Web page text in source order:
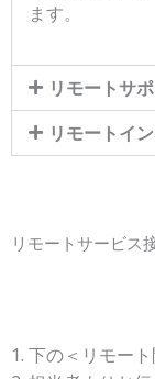
ます。
リモートサ
リモートイ
リモートサービス
1. 下の＜リモー